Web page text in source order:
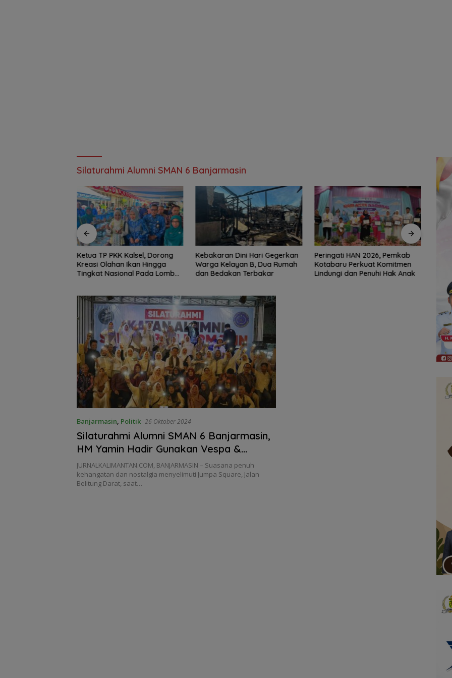
Silaturahmi Alumni SMAN 6 Banjarmasin
Kebakaran Dini Hari Gegerkan
Warga Kelayan B, Dua Rumah
dan Bedakan Terbakar
Peringati HAN 2026, Pemkab
Kotabaru Perkuat Komitmen
Lindungi dan Penuhi Hak Anak
Jaga Kondusivitas HSS,
Intelkam Polda Kalsel Dorong
Persatuan dan Musyawarah
Banjarmasin Politik 26 Oktober 2024
Silaturahmi Alumni SMAN 6 Banjarmasin,
HM Yamin Hadir Gunakan Vespa &
Seragam Sekolah
JURNALKALIMANTAN.COM, BANJARMASIN – Suasana penuh
kehangatan dan nostalgia menyelimuti Jumpa Square, Jalan
Belitung Darat, saat…